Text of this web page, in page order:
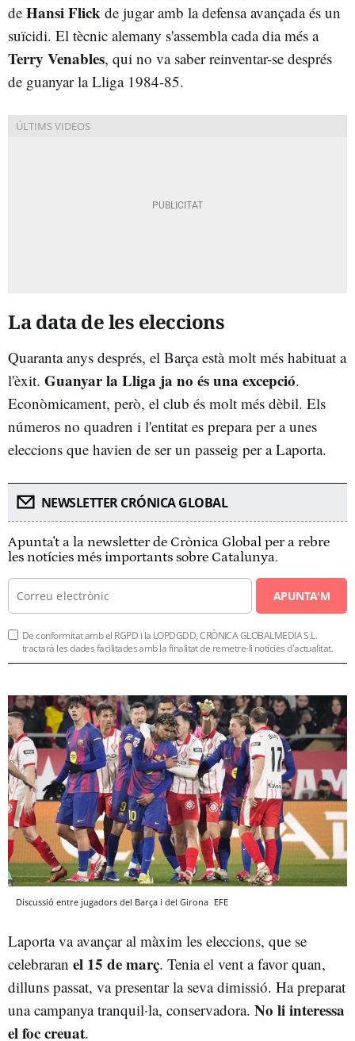
de Hansi Flick de jugar amb la defensa avançada és un
suïcidi. El tècnic alemany s'assembla cada dia més a
Terry Venables, qui no va saber reinventar-se després
de guanyar la Lliga 1984-85.
La data de les eleccions
Quaranta anys després, el Barça està molt més habituat a
l'èxit. Guanyar la Lliga ja no és una excepció.
Econòmicament, però, el club és molt més dèbil. Els
números no quadren i l'entitat es prepara per a unes
eleccions que havien de ser un passeig per a Laporta.
NEWSLETTER CRÓNICA GLOBAL
Apunta't a la newsletter de Crònica Global per a rebre
les notícies més importants sobre Catalunya.
APUNTA'M
De conformitat amb el RGPD i la LOPDGDD, CRÒNICA GLOBALMEDIA S.L.
tractarà les dades facilitades amb la finalitat de remetre-li notícies d'actualitat.
Discussió entre jugadors del Barça i del Girona EFE
Laporta va avançar al màxim les eleccions, que se
celebraran el 15 de març. Tenia el vent a favor quan,
dilluns passat, va presentar la seva dimissió. Ha preparat
una campanya tranquil·la, conservadora. No li interessa
el foc creuat.